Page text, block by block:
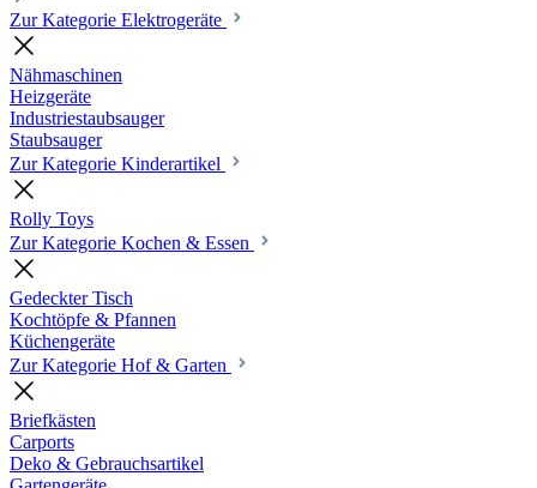
Zur Kategorie Elektrogeräte
Nähmaschinen
Heizgeräte
Industriestaubsauger
Staubsauger
Zur Kategorie Kinderartikel
Rolly Toys
Zur Kategorie Kochen & Essen
Gedeckter Tisch
Kochtöpfe & Pfannen
Küchengeräte
Zur Kategorie Hof & Garten
Briefkästen
Carports
Deko & Gebrauchsartikel